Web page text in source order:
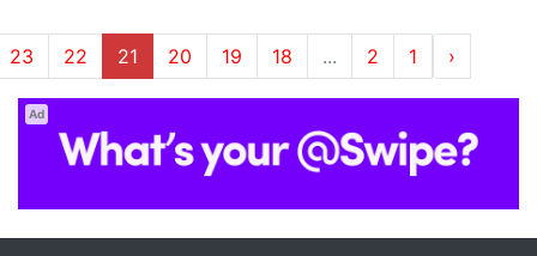
‹
1
2
...
18
19
20
21
22
23
Ad